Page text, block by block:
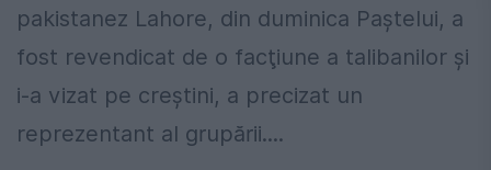
pakistanez Lahore, din duminica Paştelui, a
fost revendicat de o facţiune a talibanilor şi
i-a vizat pe creştini, a precizat un
reprezentant al grupării....